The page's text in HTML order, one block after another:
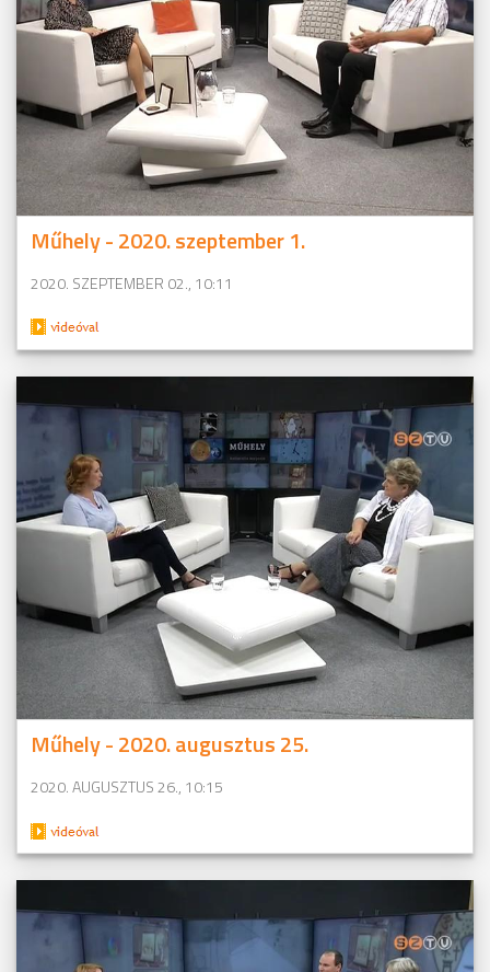
Műhely - 2020. szeptember 1.
2020. SZEPTEMBER 02., 10:11
Műhely - 2020. augusztus 25.
2020. AUGUSZTUS 26., 10:15